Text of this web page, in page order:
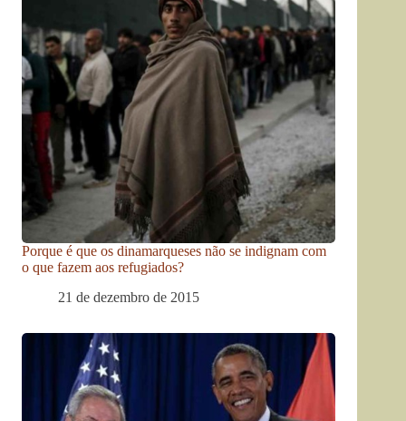
Porque é que os dinamarqueses não se indignam com
o que fazem aos refugiados?
21 de dezembro de 2015